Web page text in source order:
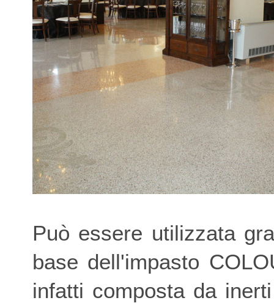
Può essere utilizzata
base dell'impasto
infatti composta da